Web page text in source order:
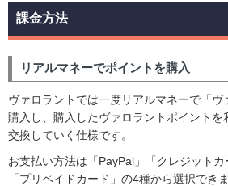
課金方法
リアルマネーでポイントを購入
ヴァロラントでは一度リアルマネーで「ヴ
購入し、購入したヴァロラントポイントを
交換していく仕様です。
お支払い方法は「PayPal」「クレジットカ
「プリペイドカード」の4種から選択できま